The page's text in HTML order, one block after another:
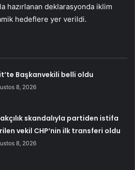
hazırlanan deklarasyonda iklim
hedeflere yer verildi.
Başkanvekili belli oldu
8, 2026
skandalıyla partiden istifa
vekil CHP’nin ilk transferi oldu
8, 2026